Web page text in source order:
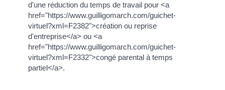
d'une réduction du temps de travail pour <a
href="https://www.guilligomarch.com/guichet-
virtuel?xml=F2382">création ou reprise
d'entreprise</a> ou <a
href="https://www.guilligomarch.com/guichet-
virtuel?xml=F2332">congé parental à temps
partiel</a>.